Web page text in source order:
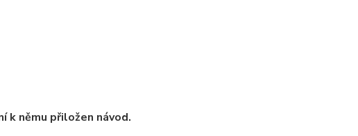
k němu přiložen návod.